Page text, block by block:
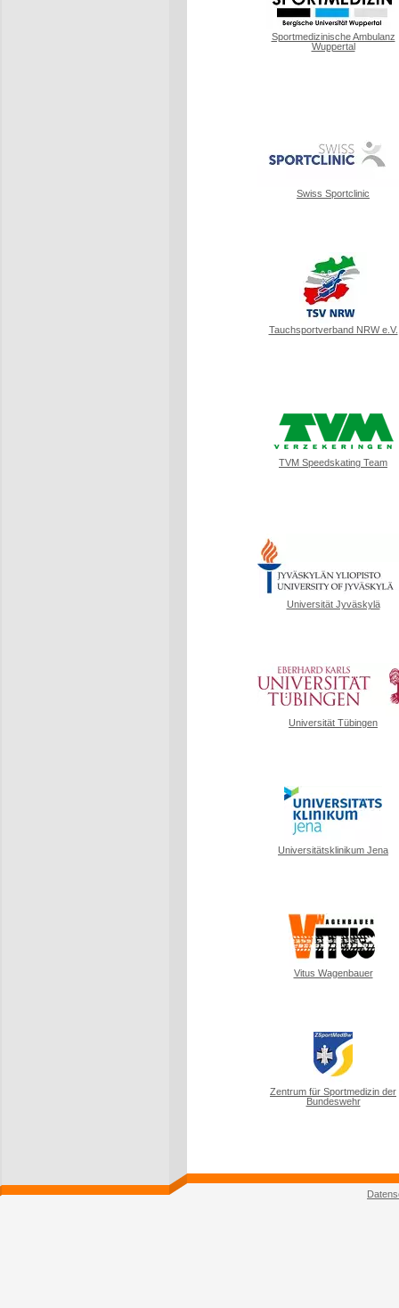
Sportmedizinische Ambulanz
Wuppertal
Swiss Sportclinic
Tauchsportverband NRW e.V.
TVM Speedskating Team
Universität Jyväskylä
Universität Tübingen
Universitätsklinikum Jena
Vitus Wagenbauer
Zentrum für Sportmedizin der
Bundeswehr